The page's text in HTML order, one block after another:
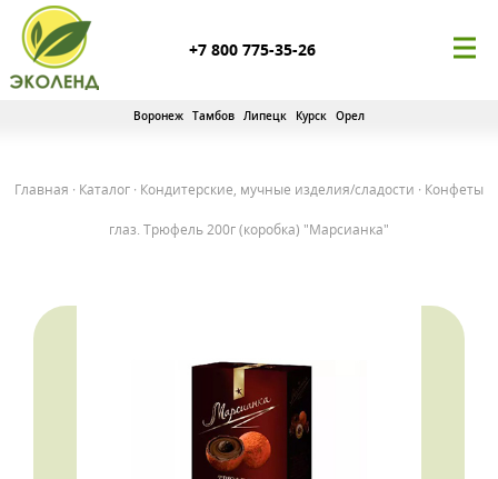
+7 800 775-35-26
Воронеж Тамбов Липецк Курск Орел
Главная · Каталог · Кондитерские, мучные изделия/сладости · Конфеты
глаз. Трюфель 200г (коробка) "Марсианка"